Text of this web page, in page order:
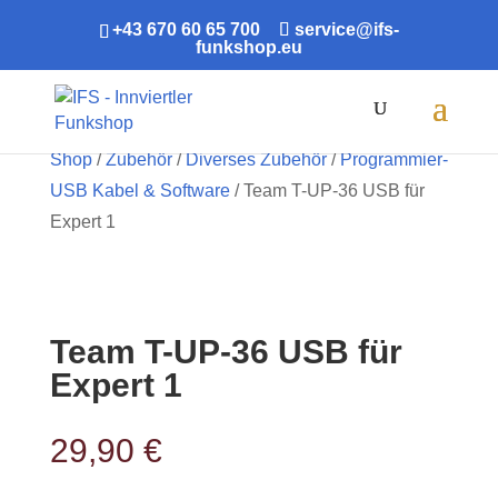
+43 670 60 65 700
service@ifs-
funkshop.eu
Shop/Zubehör/Diverses Zubehör/Programmier-
USB Kabel & Software/ Team T-UP-36 USB für
Expert 1
Team T-UP-36 USB für
Expert 1
29,90 €